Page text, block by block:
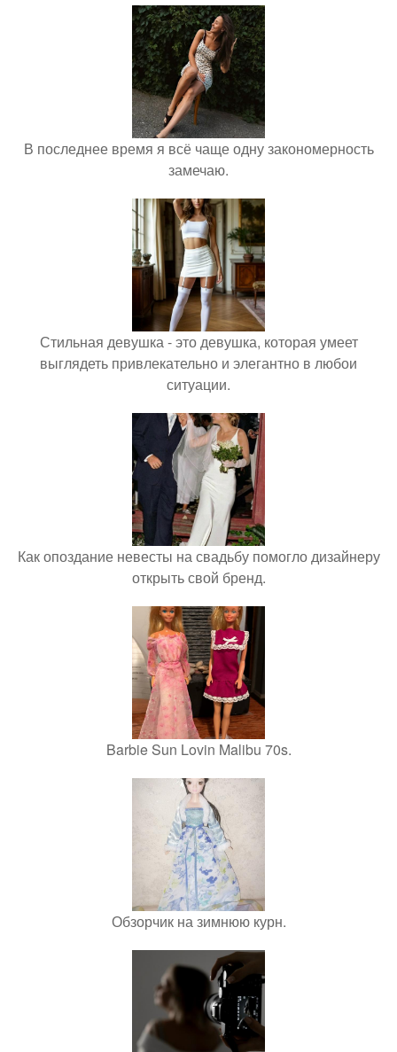
В последнее время я всё чаще одну закономерность
замечаю.
Стильная девушка - это девушка, которая умеет
выглядеть привлекательно и элегантно в любои
ситуации.
Как опоздание невесты на свадьбу помогло дизайнеру
открыть свой бренд.
Barbie Sun Lovin Malibu 70s.
Обзорчик на зимнюю курн.